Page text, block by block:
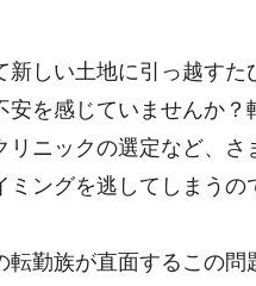
新しい土地に引っ越す
安を感じていませんか
リニックの選定など、
ミングを逃してしまうの
転勤族が直面するこの